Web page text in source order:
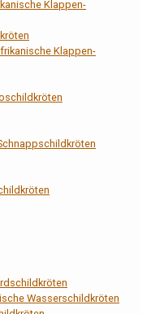
Klappen-
Klappen-
Wasserschildkröten